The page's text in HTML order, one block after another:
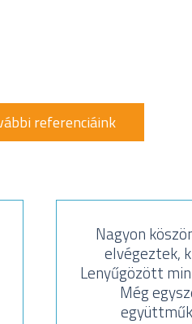
referenciáink
Nagyon
elvégeztek,
Lenyűgözött
Még